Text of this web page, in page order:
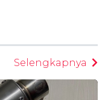
Selengkapnya